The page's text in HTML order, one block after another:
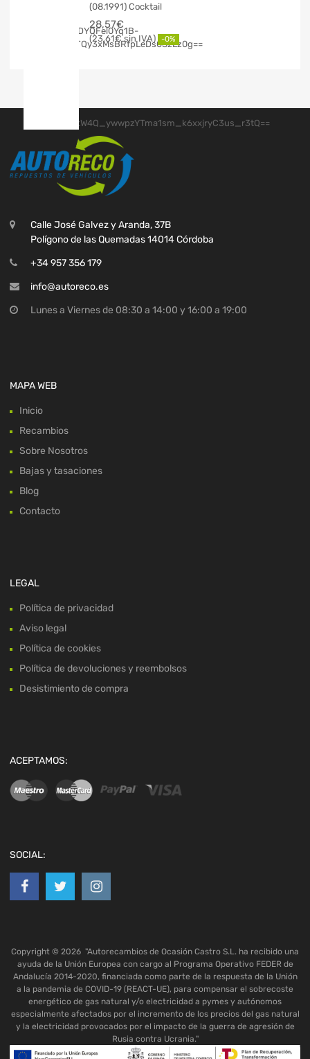
(08.1991) Cocktail
28,57€
23,61€ -0%
Calle José Galvez y Aranda, 37B
Polígono de las Quemadas 14014 Córdoba
+34 957 356 179
info@autoreco.es
Lunes a Viernes de 08:30 a 14:00 y 16:00 a 19:00
MAPA WEB
Inicio
Recambios
Sobre Nosotros
Bajas y tasaciones
Blog
Contacto
LEGAL
Política de privacidad
Aviso legal
Política de cookies
Política de devoluciones y reembolsos
Desistimiento de compra
ACEPTAMOS:
SOCIAL:
Copyright © 2026 "Autorecambios de Ocasión Castro S.L. ha recibido una
ayuda de la Unión Europea con cargo al Programa Operativo FEDER de
Andalucía 2014-2020, financiada como parte de la respuesta de la Unión
a la pandemia de COVID-19 (REACT-UE), para compensar el sobrecoste
energético de gas natural y/o electricidad a pymes y autónomos
especialmente afectados por el incremento de los precios del gas natural
y la electricidad provocados por el impacto de la guerra de agresión de
Rusia contra Ucrania."